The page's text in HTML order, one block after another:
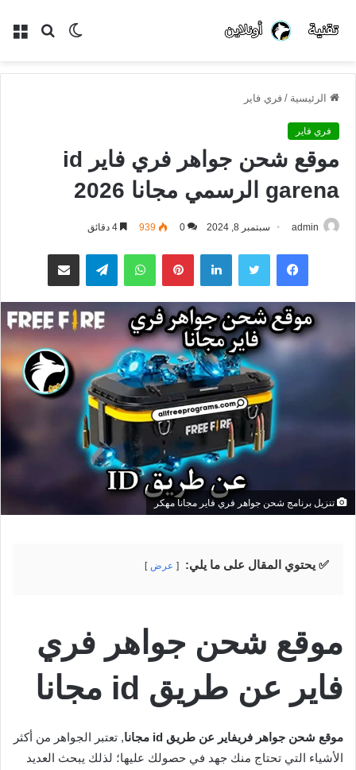
بحث الوضع
الرئيسية / فري فاير
فري فاير
موقع شحن جواهر فري فاير id
garena الرسمي مجانا 2026
admin سبتمبر 8, 2024 0
939
فيسبوك تويتر لينكدإن بينتيريستواتساب تيلقرام مشاركة عبر البريد
تنزيل برنامج شحن جواهر فري فاير مجانا مهكر
✅ يحتوي المقال على ما يلي: عرض
موقع شحن جواهر فري
فاير عن طريق id مجانا
موقع شحن جواهر فريفاير عن طريق id مجانا
, تعتبر الجواهر من أكثر
الأشياء التي تحتاج منك جهد في حصولك عليها؛ لذلك يبحث العديد